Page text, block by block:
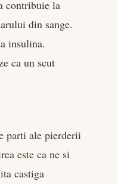
contribuie la
din sange.
insulina.
ca un scut
parti ale pierderii
este ca ne si
castiga